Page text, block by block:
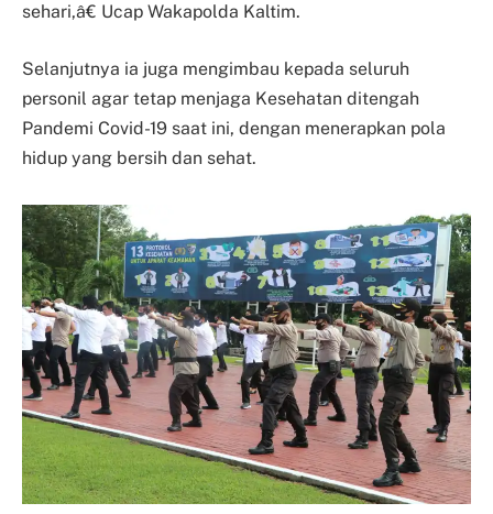
sehari,â€ Ucap Wakapolda Kaltim.
Selanjutnya ia juga mengimbau kepada seluruh
personil agar tetap menjaga Kesehatan ditengah
Pandemi Covid-19 saat ini, dengan menerapkan pola
hidup yang bersih dan sehat.